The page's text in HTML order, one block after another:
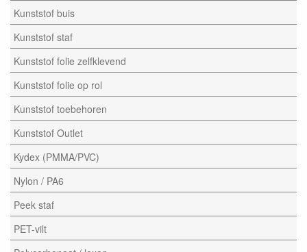
Kunststof buis
Kunststof staf
Kunststof folie zelfklevend
Kunststof folie op rol
Kunststof toebehoren
Kunststof Outlet
Kydex (PMMA/PVC)
Nylon / PA6
Peek staf
PET-vilt